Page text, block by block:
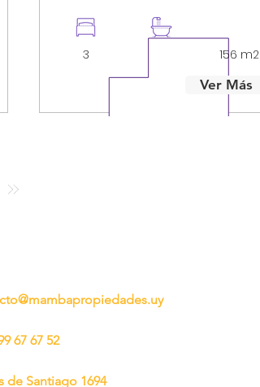
3
156 m2
Ver Más
67 67 52
de Santiago 1694